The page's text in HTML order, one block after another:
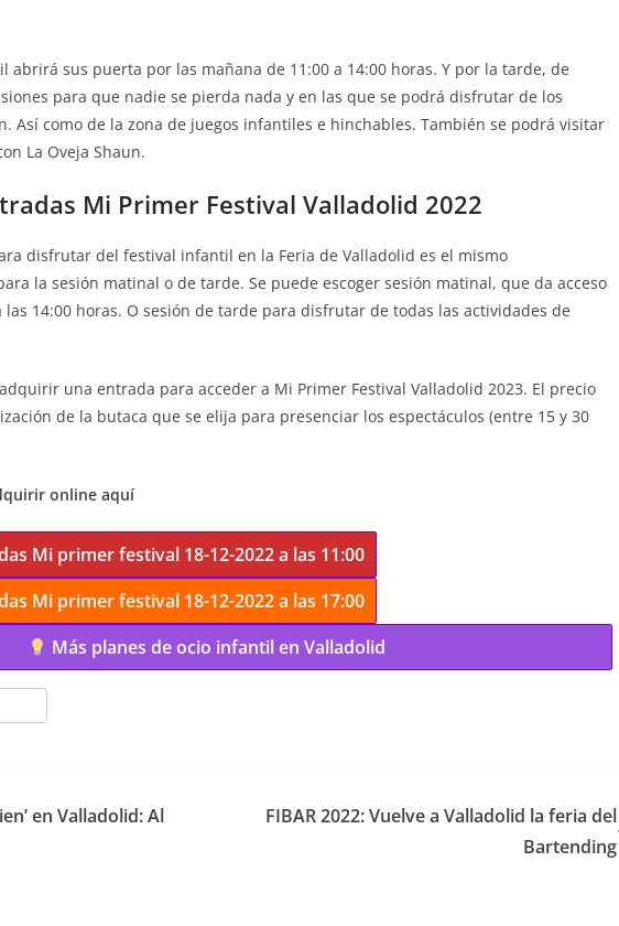
abrirá sus puerta por las mañana de 11:00 a 14:00 horas. Y por la tarde, de
para que nadie se pierda nada y en las que se podrá disfrutar de los
Así como de la zona de juegos infantiles e hinchables. También se podrá visitar
La Oveja Shaun.
Mi Primer Festival Valladolid 2022
disfrutar del festival infantil en la Feria de Valladolid es el mismo
la sesión matinal o de tarde. Se puede escoger sesión matinal, que da acceso
las 14:00 horas. O sesión de tarde para disfrutar de todas las actividades de
una entrada para acceder a Mi Primer Festival Valladolid 2023. El precio
de la butaca que se elija para presenciar los espectáculos (entre 15 y 30
online aquí
Mi primer festival 18-12-2022 a las 11:00
Mi primer festival 18-12-2022 a las 17:00
Más planes de ocio infantil en Valladolid
en Valladolid: Al
FIBAR 2022: Vuelve a Valladolid la feria del
Bartending